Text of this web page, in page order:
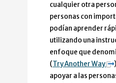
cualquier otra
personas con
podían aprender
utilizando una
enfoque que
(Try Another Way
apoyar a las